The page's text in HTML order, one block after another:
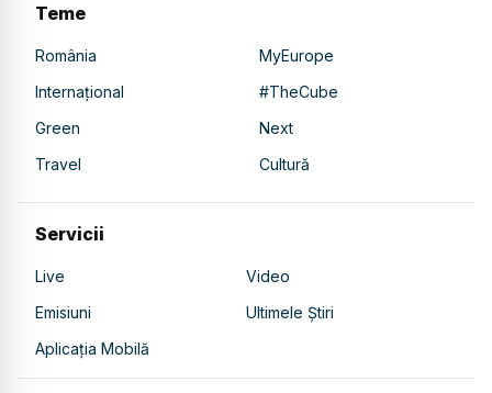
Teme
România
MyEurope
Internațional
#TheCube
Green
Next
Travel
Cultură
Servicii
Live
Video
Emisiuni
Ultimele Știri
Aplicația Mobilă